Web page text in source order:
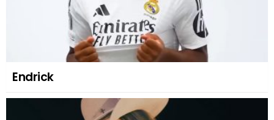
Endrick